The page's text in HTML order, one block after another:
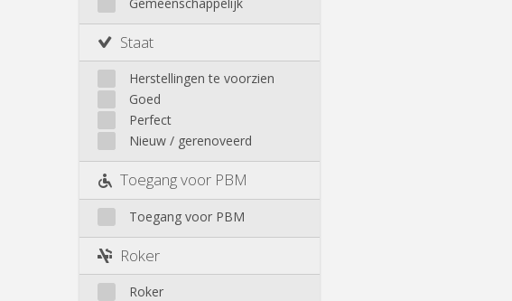
Staat
Herstellingen te voorzien
Goed
Perfect
Nieuw / gerenoveerd
Toegang voor PBM
Toegang voor PBM
Roker
Roker